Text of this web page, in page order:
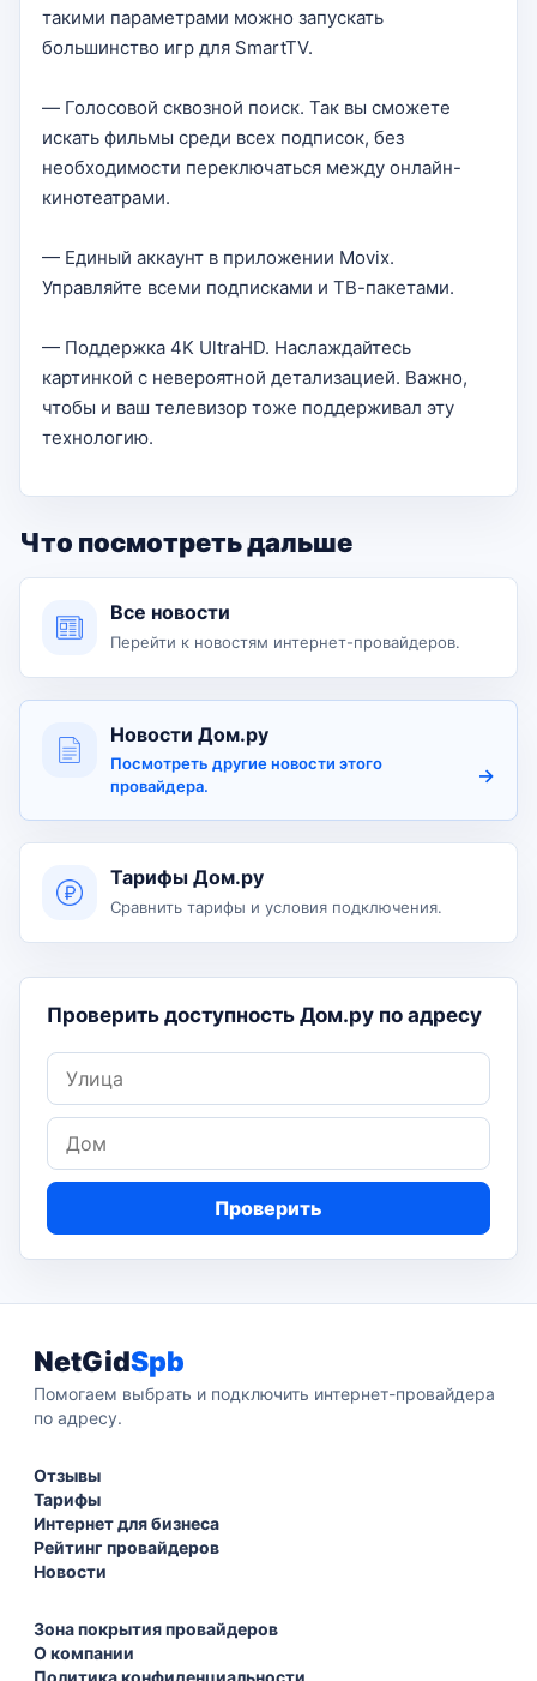
такими параметрами можно запускать
большинство игр для SmartTV.
— Голосовой сквозной поиск. Так вы сможете
искать фильмы среди всех подписок, без
необходимости переключаться между онлайн-
кинотеатрами.
— Единый аккаунт в приложении Movix.
Управляйте всеми подписками и ТВ-пакетами.
— Поддержка 4K UltraHD. Наслаждайтесь
картинкой с невероятной детализацией. Важно,
чтобы и ваш телевизор тоже поддерживал эту
технологию.
Что посмотреть дальше
Все новости
Перейти к новостям интернет-провайдеров.
Новости Дом.ру
Посмотреть другие новости этого
провайдера.
Тарифы Дом.ру
Сравнить тарифы и условия подключения.
Проверить доступность Дом.ру по адресу
Улица
Дом
Проверить
NetGidSpb
Помогаем выбрать и подключить интернет-провайдера
по адресу.
Отзывы
Тарифы
Интернет для бизнеса
Рейтинг провайдеров
Новости
Зона покрытия провайдеров
О компании
Политика конфиденциальности